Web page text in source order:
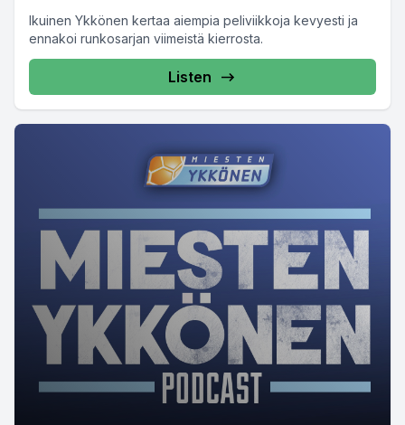
Ikuinen Ykkönen kertaa aiempia peliviikkoja kevyesti ja
ennakoi runkosarjan viimeistä kierrosta.
Listen